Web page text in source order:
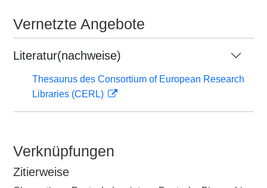
Vernetzte Angebote
Literatur(nachweise)
Thesaurus des Consortium of European Research
Libraries (CERL)
Verknüpfungen
Zitierweise